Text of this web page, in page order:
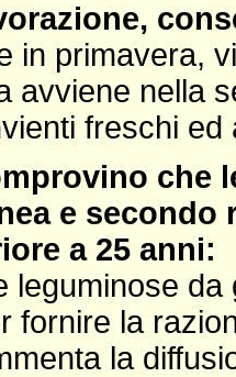
in primavera,
avviene nella
freschi ed
che
e
a 25 anni:
leguminose
fornire la
la